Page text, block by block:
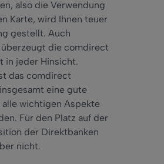
also die Verwendung
Karte, wird Ihnen teuer
gestellt. Auch
überzeugt die comdirect
in jeder Hinsicht.
das comdirect
eine gute
wichtigen Aspekte
Für den Platz auf der
der Direktbanken
nicht.